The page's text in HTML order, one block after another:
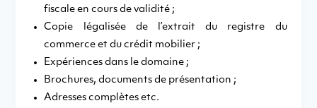
fiscale en cours de validité ;
Copie légalisée de l’extrait du registre du
commerce et du crédit mobilier ;
Expériences dans le domaine ;
Brochures, documents de présentation ;
Adresses complètes etc.